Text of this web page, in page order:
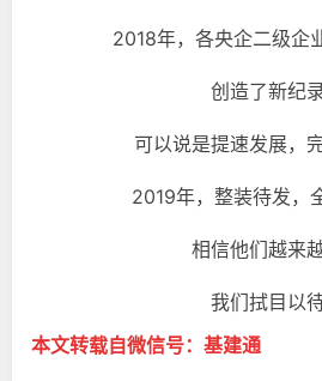
2018年，各央企二级企
创造了新纪
可以说是提速发展，
2019年，整装待发，
相信他们越来
我们拭目以
本文转载自微信号：基建通